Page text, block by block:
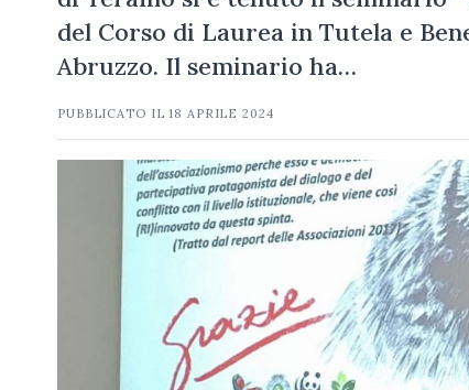
del Corso di Laurea in Tutela e
Abruzzo. Il seminario ha…
PUBBLICATO IL18 APRILE 2024